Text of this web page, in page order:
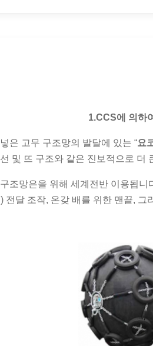
1.CCS에 의하
은 고무 구조망의 발달에 있는 “요
및 뜨 구조와 같은 진보적으로 더
조망은을 위해 세계전반 이용됩니
전달 조작, 온갖 배를 위한 맨끝, 그